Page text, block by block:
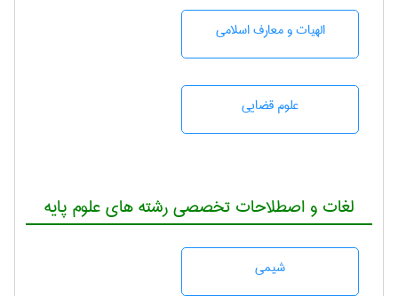
الهیات و معارف اسلامی
علوم قضایی
لغات و اصطلاحات تخصصی رشته های علوم پایه
شيمی